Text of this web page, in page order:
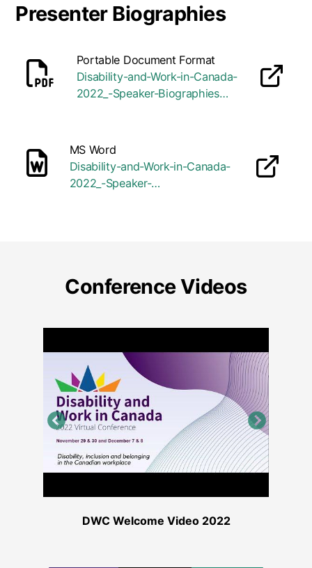
Presenter Biographies
Portable Document Format
Disability-and-Work-in-Canada-
2022_-Speaker-Biographies
opens in a new tab
MS Word
Disability-and-Work-in-Canada-
2022_-Speaker-
opens in a new tab
Conference Videos
DWC Welcome Video 2022